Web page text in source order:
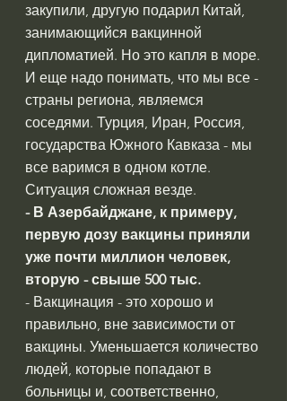
закупили, другую подарил Китай,
занимающийся вакцинной
дипломатией. Но это капля в море.
И еще надо понимать, что мы все -
страны региона, являемся
соседями. Турция, Иран, Россия,
государства Южного Кавказа - мы
все варимся в одном котле.
Ситуация сложная везде.
- В Азербайджане, к примеру,
первую дозу вакцины приняли
уже почти миллион человек,
вторую - свыше 500 тыс.
- Вакцинация - это хорошо и
правильно, вне зависимости от
вакцины. Уменьшается количество
людей, которые попадают в
больницы и, соответственно,